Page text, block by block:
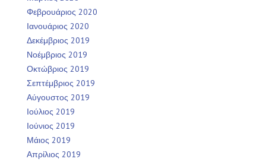
Φεβρουάριος 2020
Ιανουάριος 2020
Δεκέμβριος 2019
Νοέμβριος 2019
Οκτώβριος 2019
Σεπτέμβριος 2019
Αύγουστος 2019
Ιούλιος 2019
Ιούνιος 2019
Μάιος 2019
Απρίλιος 2019